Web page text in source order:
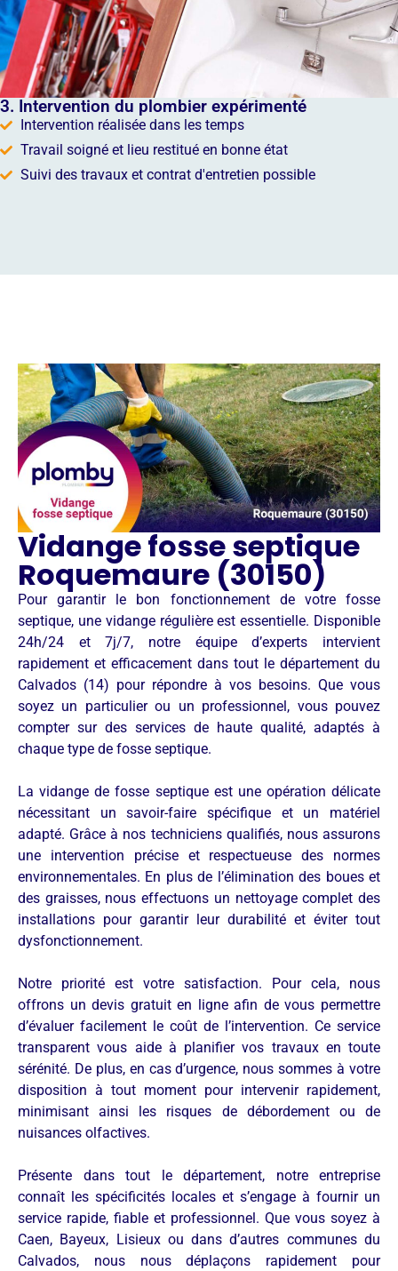
3. Intervention du plombier expérimenté
Intervention réalisée dans les temps
Travail soigné et lieu restitué en bonne état
Suivi des travaux et contrat d'entretien possible
Vidange fosse septique
Roquemaure (30150)
Pour garantir le bon fonctionnement de votre fosse
septique, une vidange régulière est essentielle. Disponible
24h/24 et 7j/7, notre équipe d’experts intervient
rapidement et efficacement dans tout le département du
Calvados (14) pour répondre à vos besoins. Que vous
soyez un particulier ou un professionnel, vous pouvez
compter sur des services de haute qualité, adaptés à
chaque type de fosse septique.
La vidange de fosse septique est une opération délicate
nécessitant un savoir-faire spécifique et un matériel
adapté. Grâce à nos techniciens qualifiés, nous assurons
une intervention précise et respectueuse des normes
environnementales. En plus de l’élimination des boues et
des graisses, nous effectuons un nettoyage complet des
installations pour garantir leur durabilité et éviter tout
dysfonctionnement.
Notre priorité est votre satisfaction. Pour cela, nous
offrons un devis gratuit en ligne afin de vous permettre
d’évaluer facilement le coût de l’intervention. Ce service
transparent vous aide à planifier vos travaux en toute
sérénité. De plus, en cas d’urgence, nous sommes à votre
disposition à tout moment pour intervenir rapidement,
minimisant ainsi les risques de débordement ou de
nuisances olfactives.
Présente dans tout le département, notre entreprise
connaît les spécificités locales et s’engage à fournir un
service rapide, fiable et professionnel. Que vous soyez à
Caen, Bayeux, Lisieux ou dans d’autres communes du
Calvados, nous nous déplaçons rapidement pour